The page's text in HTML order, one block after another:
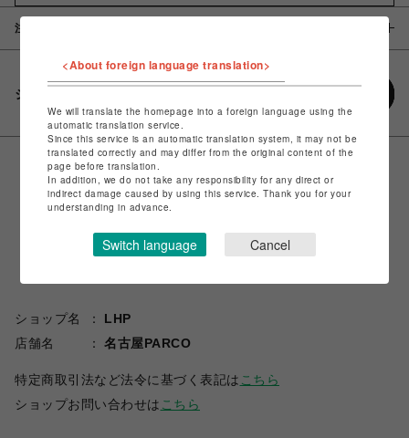
注意事項
シェアする
ショップ名
LHP
店舗名
名古屋PARCO
特定商取引法など法令に基づく表記は こちら
ショップお問い合わせは こちら
<About foreign language translation>
We will translate the homepage into a foreign language using the
automatic translation service.
Since this service is an automatic translation system, it may not be
translated correctly and may differ from the original content of the
page before translation.
In addition, we do not take any responsibility for any direct or
indirect damage caused by using this service. Thank you for your
understanding in advance.
Switch language Cancel